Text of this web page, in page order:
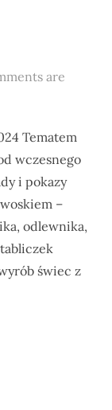
are
Tematem
wczesnego
i pokazy
–
odlewnika,
świec z